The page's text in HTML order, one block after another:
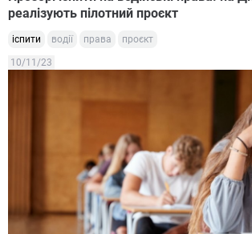
реалізують пілотний проєкт
іспити водії права проєкт
10/11/23